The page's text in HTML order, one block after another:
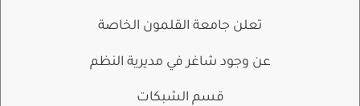
تعلن جامعة القلمون الخاصة
عن وجود شاغر في مديرية النظم
قسم الشبكات